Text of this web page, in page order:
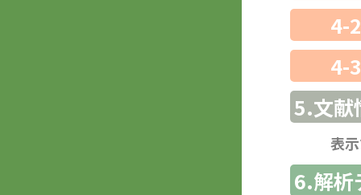
4-
4-
5.文献
表
6.解析